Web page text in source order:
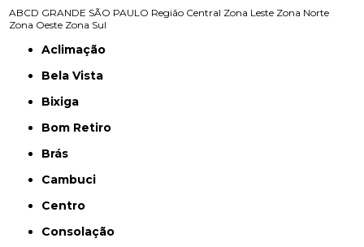
ABCD GRANDE SÃO PAULO Região Central Zona Leste Zona Norte
Zona Oeste Zona Sul
Aclimação
Bela Vista
Bixiga
Bom Retiro
Brás
Cambuci
Centro
Consolação